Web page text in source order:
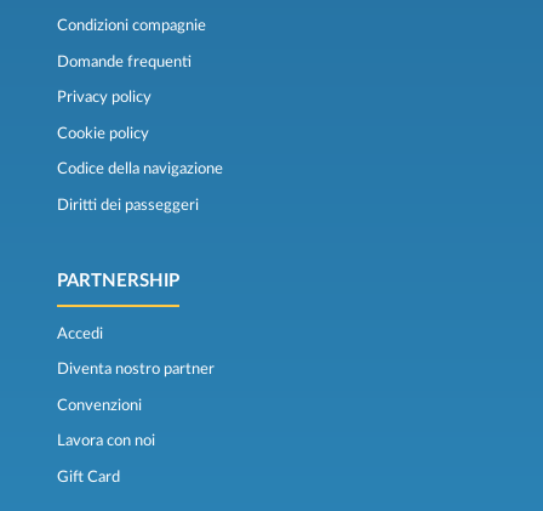
Condizioni compagnie
Domande frequenti
Privacy policy
Cookie policy
Codice della navigazione
Diritti dei passeggeri
PARTNERSHIP
Accedi
Diventa nostro partner
Convenzioni
Lavora con noi
Gift Card